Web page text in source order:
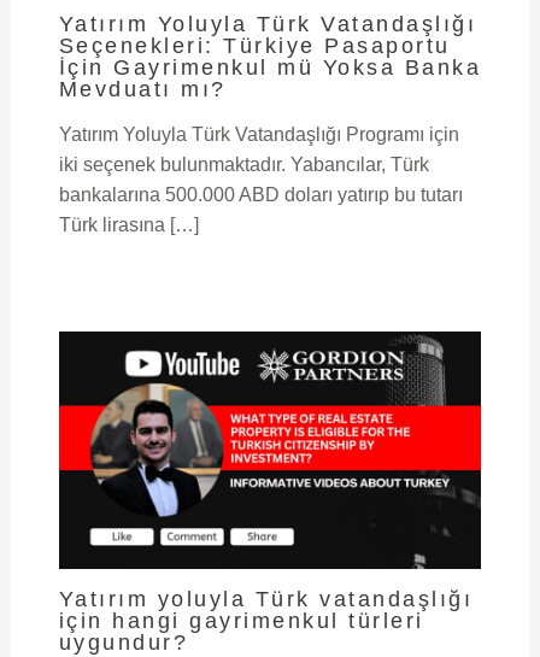
Yatırım Yoluyla Türk Vatandaşlığı
Seçenekleri: Türkiye Pasaportu
İçin Gayrimenkul mü Yoksa Banka
Mevduatı mı?
Yatırım Yoluyla Türk Vatandaşlığı Programı için
iki seçenek bulunmaktadır. Yabancılar, Türk
bankalarına 500.000 ABD doları yatırıp bu tutarı
Türk lirasına […]
Yatırım yoluyla Türk vatandaşlığı
için hangi gayrimenkul türleri
uygundur?